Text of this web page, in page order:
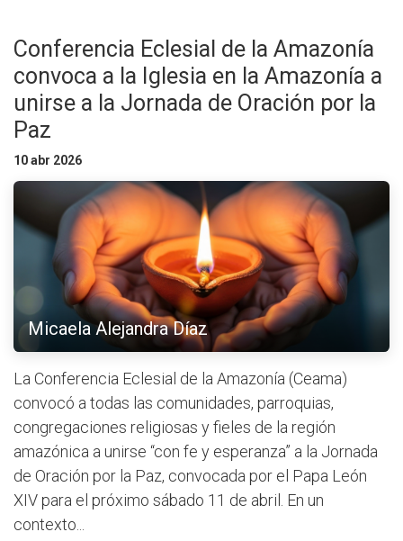
Conferencia Eclesial de la Amazonía
convoca a la Iglesia en la Amazonía a
unirse a la Jornada de Oración por la
Paz
10 abr 2026
Micaela Alejandra Díaz
La Conferencia Eclesial de la Amazonía (Ceama)
convocó a todas las comunidades, parroquias,
congregaciones religiosas y fieles de la región
amazónica a unirse “con fe y esperanza” a la Jornada
de Oración por la Paz, convocada por el Papa León
XIV para el próximo sábado 11 de abril. En un
contexto...